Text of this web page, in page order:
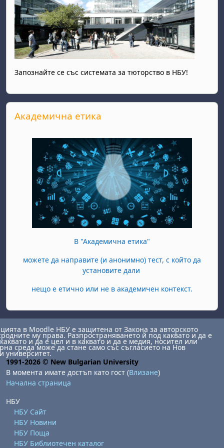
Запознайте се със системата за тюторство в НБУ!
Прескочи Академична етика
Академична етика
В "Академична етика"
можете да направите (и анонимно) тест, с който да
установите дали
нещо е етично или не в академичен контекст.
в Moodle НБУ е защитена от Закона за авторското
му права. Разпространяването й под каквато и да е
и да е цел и в каквато и да е медия, носител или
среда може да стане само със съгласието на Нов
университет.
1991-2026 © New Bulgarian University
В момента имате достъп като гост (Влизане)
Начална страница
НБУ
НБУ Сайт
НБУ Новини
НБУ Поща
НБУ Библиотечен каталог